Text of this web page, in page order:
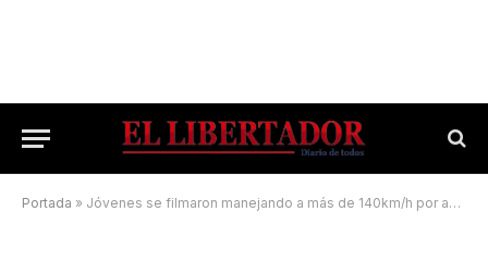
Portada » Jóvenes se filmaron manejando a más de 140km/h por avenida Independencia